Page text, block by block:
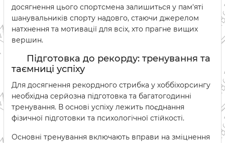
досягнення цього спортсмена залишиться у пам'яті
шанувальників спорту надовго, стаючи джерелом
натхнення та мотивації для всіх, хто прагне вищих
вершин.
Підготовка до рекорду: тренування та
таємниці успіху
Для досягнення рекордного стрибка у хоббіхорсингу
необхідна серйозна підготовка та багатогодинні
тренування. В основі успіху лежить поєднання
фізичної підготовки та психологічної стійкості.
Основні тренування включають вправи на зміцнення